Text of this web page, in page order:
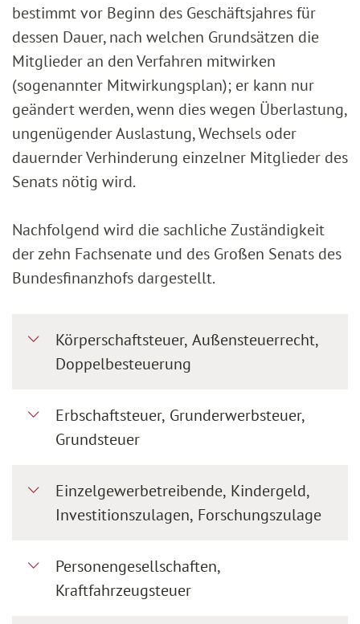
bestimmt vor Beginn des Geschäftsjahres für
dessen Dauer, nach welchen Grundsätzen die
Mitglieder an den Verfahren mitwirken
(sogenannter Mitwirkungsplan); er kann nur
geändert werden, wenn dies wegen Überlastung,
ungenügender Auslastung, Wechsels oder
dauernder Verhinderung einzelner Mitglieder des
Senats nötig wird.
Nachfolgend wird die sachliche Zuständigkeit
der zehn Fachsenate und des Großen Senats des
Bundesfinanzhofs dargestellt.
Körperschaftsteuer, Außensteuerrecht,
Doppelbesteuerung
Erbschaftsteuer, Grunderwerbsteuer,
Grundsteuer
Einzelgewerbetreibende, Kindergeld,
Investitionszulagen, Forschungszulage
Personengesellschaften,
Kraftfahrzeugsteuer